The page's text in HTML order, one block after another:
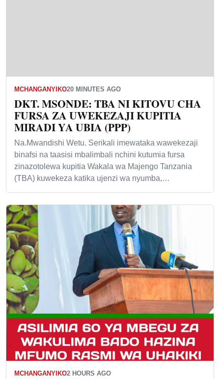
MCHANGANYIKO20 MINUTES AGO
DKT. MSONDE: TBA NI KITOVU CHA
FURSA ZA UWEKEZAJI KUPITIA
MIRADI YA UBIA (PPP)
Na.Mwandishi Wetu. Serikali imewataka wawekezaji
binafsi na taasisi mbalimbali nchini kutumia fursa
zinazotolewa kupitia Wakala wa Majengo Tanzania
(TBA) kuwekeza katika ujenzi wa nyumba,…
MCHANGANYIKO2 HOURS AGO